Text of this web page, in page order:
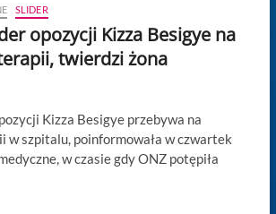
SLIDER
opozycji Kizza Besigye na
twierdzi żona
Kizza Besigye przebywa na
w szpitalu, poinformowała w czwartek
w czasie gdy ONZ potępiła